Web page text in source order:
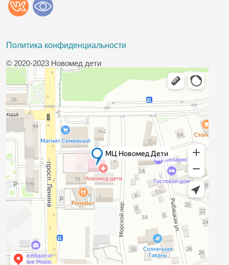
Политика конфиденциальности
© 2020-2023 Новомед дети